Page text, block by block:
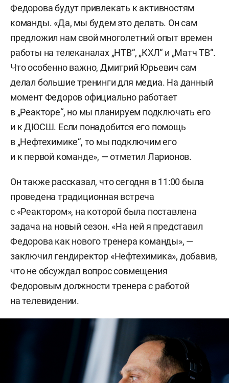
Федорова будут привлекать к активностям
команды. «Да, мы будем это делать. Он сам
предложил нам свой многолетний опыт времен
работы на телеканалах „НТВ“, „КХЛ“ и „Матч ТВ“.
Что особенно важно, Дмитрий Юрьевич сам
делал большие тренинги для медиа. На данный
момент Федоров официально работает
в „Реакторе“, но мы планируем подключать его
и к ДЮСШ. Если понадобится его помощь
в „Нефтехимике“, то мы подключим его
и к первой команде», — отметил Ларионов.
Он также рассказал, что сегодня в 11:00 была
проведена традиционная встреча
с «Реактором», на которой была поставлена
задача на новый сезон. «На ней я представил
Федорова как нового тренера команды», —
заключил гендиректор «Нефтехимика», добавив,
что не обсуждал вопрос совмещения
Федоровым должности тренера с работой
на телевидении.